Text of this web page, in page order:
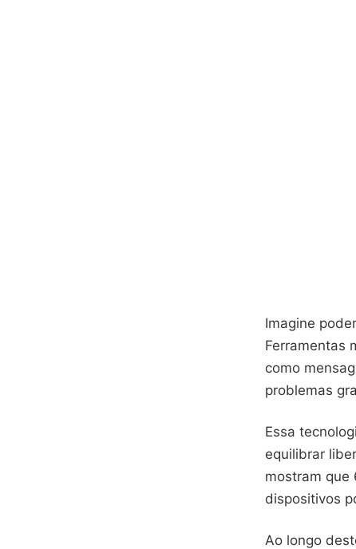
Imagine
Ferramentas
como
problemas
Essa
equilibrar
mostram que
dispositivos
Ao longo